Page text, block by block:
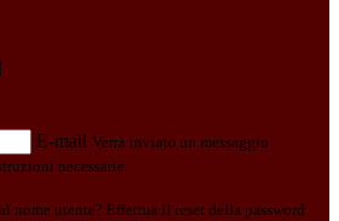
E-mail Verrà inviato un messaggio
necessarie.
nome utente? Effettua il reset della password